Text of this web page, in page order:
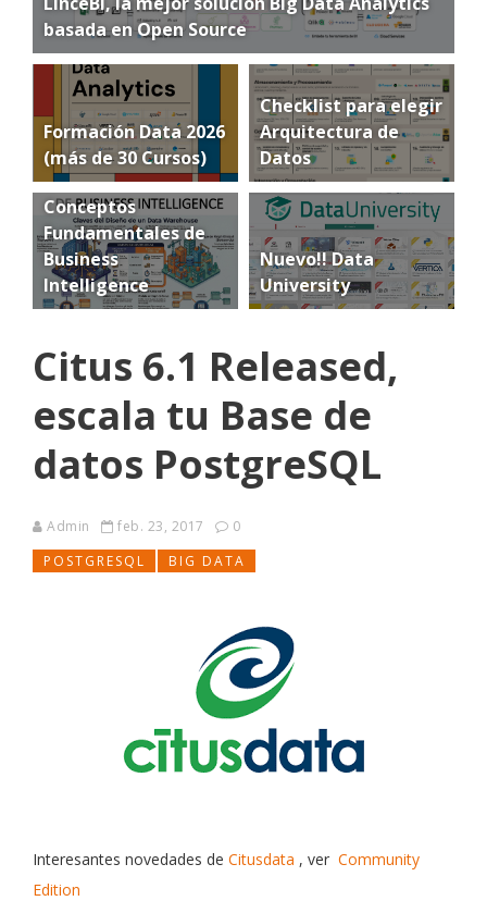
basada en Open Source
Formación Data 2026
(más de 30 Cursos)
Checklist para elegir
Arquitectura de
Datos
Conceptos
Fundamentales de
Business
Intelligence
Nuevo!! Data
University
Citus 6.1 Released,
escala tu Base de
datos PostgreSQL
Admin feb. 23, 2017
0
POSTGRESQL
BIG DATA
Interesantes novedades de Citusdata , ver Community
Edition